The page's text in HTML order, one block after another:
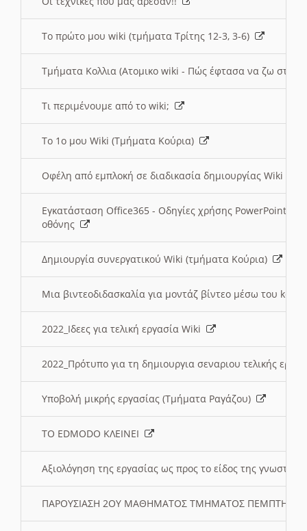
Το πρώτο μου wiki (τμήματα Τρίτης 12-3, 3-6)
Τμήματα Κολλια (Ατομικο wiki - Πώς έφτασα να ζω στην
Τι περιμένουμε από το wiki;
Το 1ο μου Wiki (Τμήματα Κούρια)
Οφέλη από εμπλοκή σε διαδικασία δημιουργίας Wiki
Εγκατάσταση Office365 - Οδηγίες χρήσης PowerPoint
οθόνης
Δημιουργία συνεργατικού Wiki (τμήματα Κούρια)
Μια βιντεοδιδασκαλία για μοντάζ βίντεο μέσω του
2022_Ιδεες για τελική εργασία Wiki
2022_Πρότυπο για τη δημιουργια σεναριου τελικής
Υποβολή μικρής εργασίας (Τμήματα Ραγάζου)
ΤΟ EDMODO ΚΛΕΙΝΕΙ
Αξιολόγηση της εργασίας ως προς το είδος της
ΠΑΡΟΥΣΙΑΣΗ 2ΟΥ ΜΑΘΗΜΑΤΟΣ ΤΜΗΜΑΤΟΣ